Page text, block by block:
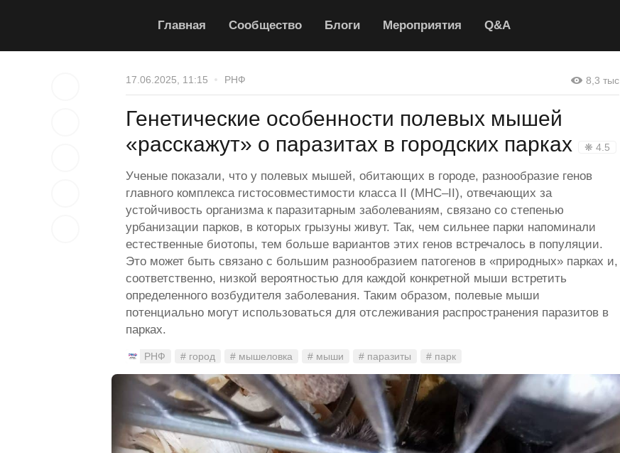
Главная Сообщество Блоги Мероприятия Q&A
17.06.2025, 11:15 РНФ 8,3 тыс
Генетические особенности полевых мышей
«расскажут» о паразитах в городских парках
❋ 4.5
Ученые показали, что у полевых мышей, обитающих в городе, разнообразие генов
главного комплекса гистосовместимости класса II (MHC–II), отвечающих за
устойчивость организма к паразитарным заболеваниям, связано со степенью
урбанизации парков, в которых грызуны живут. Так, чем сильнее парки напоминали
естественные биотопы, тем больше вариантов этих генов встречалось в популяции.
Это может быть связано с большим разнообразием патогенов в «природных» парках и,
соответственно, низкой вероятностью для каждой конкретной мыши встретить
определенного возбудителя заболевания. Таким образом, полевые мыши
потенциально могут использоваться для отслеживания распространения паразитов в
парках.
РНФ # город # мышеловка # мыши # паразиты # парк